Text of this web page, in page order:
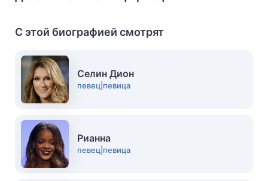
С этой биографией смотрят
Селин Дион
певец|певица
Рианна
певец|певица